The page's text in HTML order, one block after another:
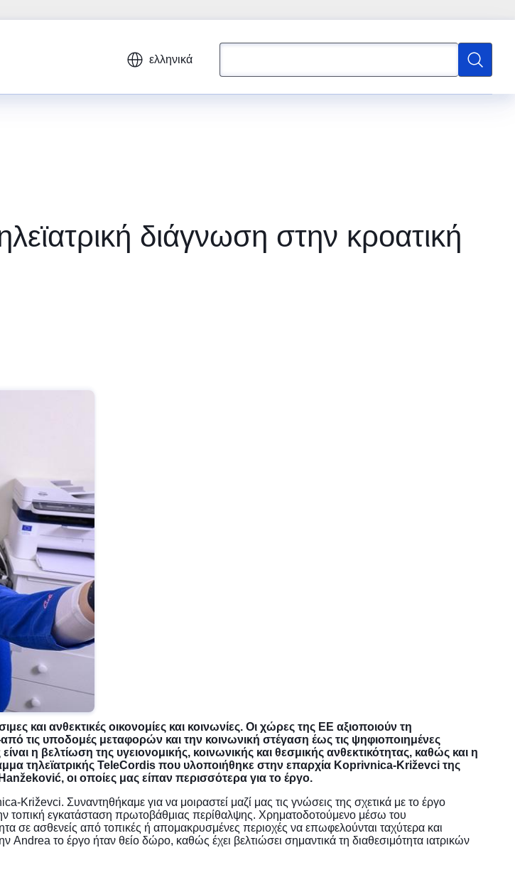
ελληνικά
διάγνωση στην κροατική
και ανθεκτικές οικονομίες και κοινωνίες. Οι χώρες της ΕΕ αξιοποιούν τη
τις υποδομές μεταφορών και την κοινωνική στέγαση έως τις ψηφιοποιημένες
η βελτίωση της υγειονομικής, κοινωνικής και θεσμικής ανθεκτικότητας, καθώς και η
τηλεϊατρικής TeleCordis που υλοποιήθηκε στην επαρχία Koprivnica-Križevci της
οι οποίες μας είπαν περισσότερα για το έργο.
Križevci. Συναντηθήκαμε για να μοιραστεί μαζί μας τις γνώσεις της σχετικά με το έργο
τοπική εγκατάσταση πρωτοβάθμιας περίθαλψης. Χρηματοδοτούμενο μέσω του
ασθενείς από τοπικές ή απομακρυσμένες περιοχές να επωφελούνται ταχύτερα και
Andrea το έργο ήταν θείο δώρο, καθώς έχει βελτιώσει σημαντικά τη διαθεσιμότητα ιατρικών